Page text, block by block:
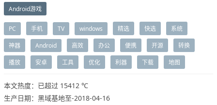
Android游戏
PC 手机 TV windows 精选 快选 系统
神器 Android 高效 办公 便携 开源 转换
播放 安卓 工具 优化 利器 下载 地图
本文热度：已超过 15412 ℃
生产日期：黑域基地至-2018-04-16